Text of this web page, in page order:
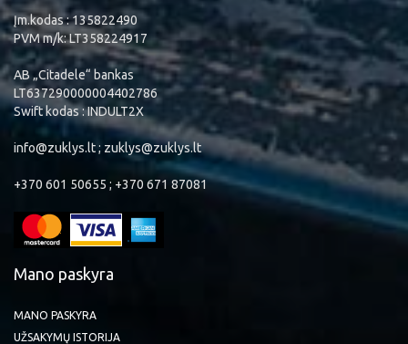
Įm.kodas : 135822490
PVM m/k: LT358224917
AB „Citadele“ bankas
LT637290000004402786
Swift kodas : INDULT2X
info@zuklys.lt ; zuklys@zuklys.lt
+370 601 50655 ; +370 671 87081
Mano paskyra
MANO PASKYRA
UŽSAKYMŲ ISTORIJA